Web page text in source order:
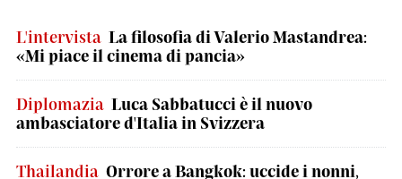
L'intervista La filosofia di Valerio Mastandrea:
«Mi piace il cinema di pancia»
Diplomazia Luca Sabbatucci è il nuovo
ambasciatore d'Italia in Svizzera
Thailandia Orrore a Bangkok: uccide i nonni,